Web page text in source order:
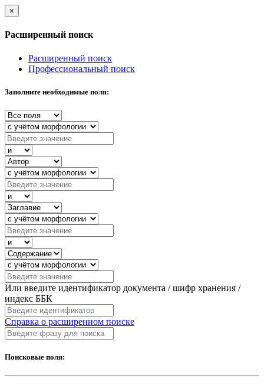
×
Расширенный поиск
Расширенный поиск
Профессиональный поиск
Заполните необходимые поля:
Или введите идентификатор документа / шифр хранения /
индекс ББК
Справка о расширенном поиске
Поисковые поля: